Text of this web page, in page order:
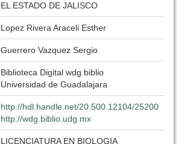
EL ESTADO DE JALISCO
Lopez Rivera Araceli Esther
Guerrero Vazquez Sergio
Biblioteca Digital wdg.biblio
Universidad de Guadalajara
http://hdl.handle.net/20.500.12104/25200
http://wdg.biblio.udg.mx
LICENCIATURA EN BIOLOGIA